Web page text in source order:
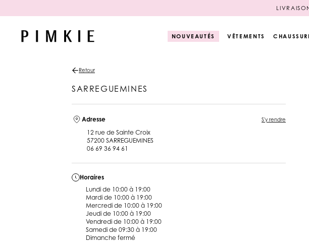
NOUVEAUTÉS
Short & Bermuda
Jupe
VÊTEMENTS
Jupe
Chemise et Blouse
Pull et Gilet
Loungewear
Collants et Chaussettes
Parfum
Gants et Mitaines
Retour
SARREGUEMINES
Adresse S'y rendre
12 rue de Sainte Croix
57200 SARREGUEMINES
06 69 36 94 61
Horaires
Lundi de 10:00 à 19:00
Mardi de 10:00 à 19:00
Mercredi de 10:00 à 19:00
Jeudi de 10:00 à 19:00
Vendredi de 10:00 à 19:00
Samedi de 09:30 à 19:00
Dimanche fermé